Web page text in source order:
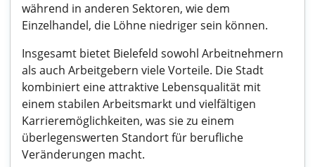
während in anderen Sektoren, wie dem
Einzelhandel, die Löhne niedriger sein können.
Insgesamt bietet Bielefeld sowohl Arbeitnehmern
als auch Arbeitgebern viele Vorteile. Die Stadt
kombiniert eine attraktive Lebensqualität mit
einem stabilen Arbeitsmarkt und vielfältigen
Karrieremöglichkeiten, was sie zu einem
überlegenswerten Standort für berufliche
Veränderungen macht.